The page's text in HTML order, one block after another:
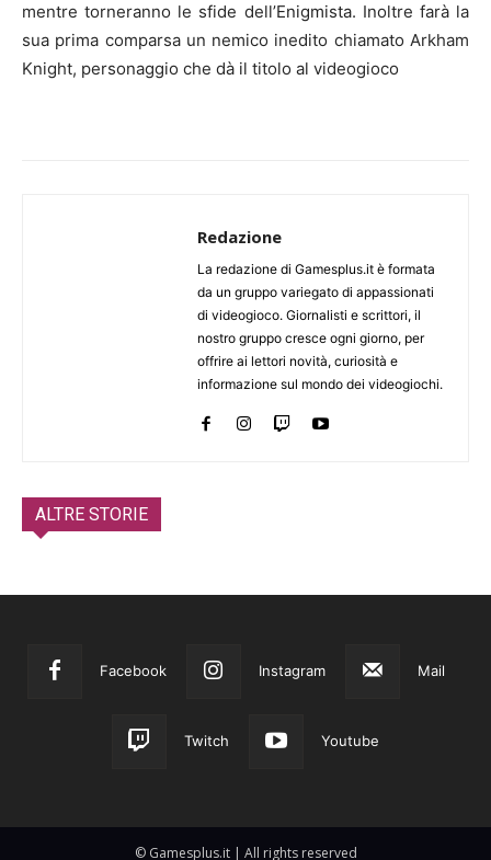
mentre torneranno le sfide dell’Enigmista. Inoltre farà la
sua prima comparsa un nemico inedito chiamato Arkham
Knight, personaggio che dà il titolo al videogioco
Redazione
La redazione di Gamesplus.it è formata
da un gruppo variegato di appassionati
di videogioco. Giornalisti e scrittori, il
nostro gruppo cresce ogni giorno, per
offrire ai lettori novità, curiosità e
informazione sul mondo dei videogiochi.
ALTRE STORIE
Facebook Instagram Mail
Twitch Youtube
© Gamesplus.it | All rights reserved